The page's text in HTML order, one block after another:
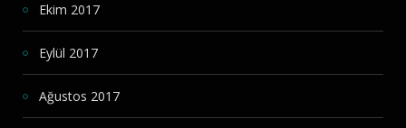
Ekim 2017
Eylül 2017
Ağustos 2017